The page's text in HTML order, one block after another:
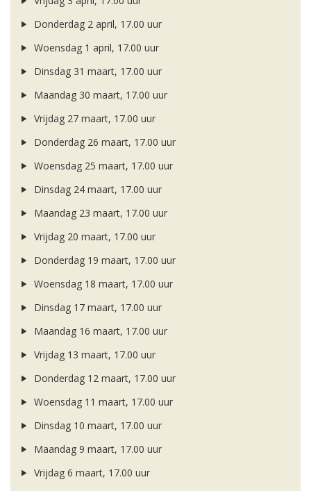
Donderdag 2 april, 17.00 uur
Woensdag 1 april, 17.00 uur
Dinsdag 31 maart, 17.00 uur
Maandag 30 maart, 17.00 uur
Vrijdag 27 maart, 17.00 uur
Donderdag 26 maart, 17.00 uur
Woensdag 25 maart, 17.00 uur
Dinsdag 24 maart, 17.00 uur
Maandag 23 maart, 17.00 uur
Vrijdag 20 maart, 17.00 uur
Donderdag 19 maart, 17.00 uur
Woensdag 18 maart, 17.00 uur
Dinsdag 17 maart, 17.00 uur
Maandag 16 maart, 17.00 uur
Vrijdag 13 maart, 17.00 uur
Donderdag 12 maart, 17.00 uur
Woensdag 11 maart, 17.00 uur
Dinsdag 10 maart, 17.00 uur
Maandag 9 maart, 17.00 uur
Vrijdag 6 maart, 17.00 uur